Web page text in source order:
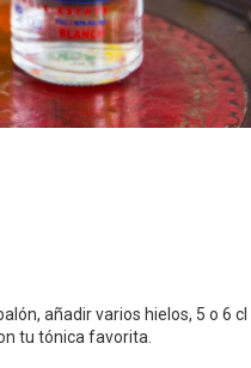
añadir varios hielos, 5 o 6 cl
tu tónica favorita.